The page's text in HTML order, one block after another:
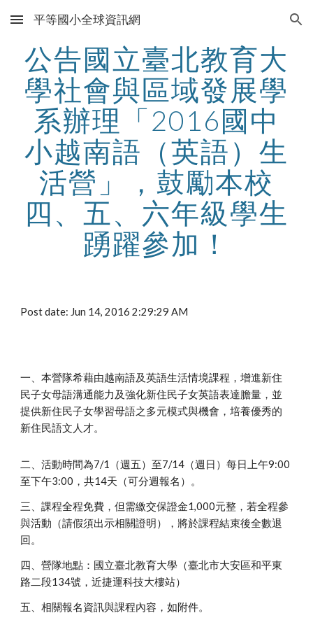
Skip to main content Skip to navigation
平等國小全球資訊網
公告國立臺北教育大
學社會與區域發展學
系辦理「2016國中
小越南語（英語）生
活營」，鼓勵本校
四、五、六年級學生
踴躍參加！
Post date: Jun 14, 2016 2:29:29 AM
一、本營隊希藉由越南語及英語生活情境課程，增進新住
民子女母語溝通能力及強化新住民子女英語表達膽量，並
提供新住民子女學習母語之多元模式與機會，培養優秀的
新住民語文人才。
二、活動時間為7/1（週五）至7/14（週日）每日上午9:00
至下午3:00，共14天（可分週報名）。
三、課程全程免費，但需繳交保證金1,000元整，若全程參
與活動（請假須出示相關證明），將於課程結束後全數退
回。
四、營隊地點：國立臺北教育大學（臺北市大安區和平東
路二段134號，近捷運科技大樓站）
五、相關報名資訊與課程內容，如附件。